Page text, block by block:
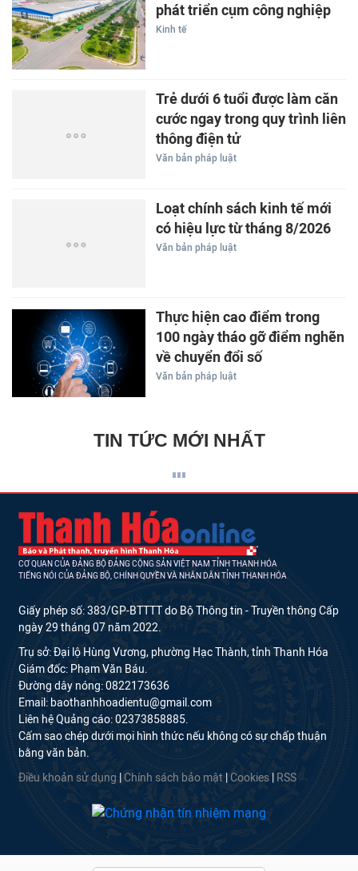
phát triển cụm công nghiệp
Kinh tế
Trẻ dưới 6 tuổi được làm căn
cước ngay trong quy trình liên
thông điện tử
Văn bản pháp luật
Loạt chính sách kinh tế mới
có hiệu lực từ tháng 8/2026
Văn bản pháp luật
Thực hiện cao điểm trong
100 ngày tháo gỡ điểm nghẽn
về chuyển đổi số
Văn bản pháp luật
TIN TỨC MỚI NHẤT
CƠ QUAN CỦA ĐẢNG BỘ ĐẢNG CỘNG SẢN VIỆT NAM TỈNH THANH HÓA
TIẾNG NÓI CỦA ĐẢNG BỘ, CHÍNH QUYỀN VÀ NHÂN DÂN TỈNH THANH HÓA
Giấy phép số: 383/GP-BTTTT do Bộ Thông tin - Truyền thông Cấp
ngày 29 tháng 07 năm 2022.
Trụ sở: Đại lộ Hùng Vương, phường Hạc Thành, tỉnh Thanh Hóa
Giám đốc: Phạm Văn Báu.
Đường dây nóng: 0822173636
Email: baothanhhoadientu@gmail.com
Liên hệ Quảng cáo: 02373858885.
Cấm sao chép dưới mọi hình thức nếu không có sự chấp thuận
bằng văn bản.
Điều khoản sử dụng Chính sách bảo mật Cookies RSS